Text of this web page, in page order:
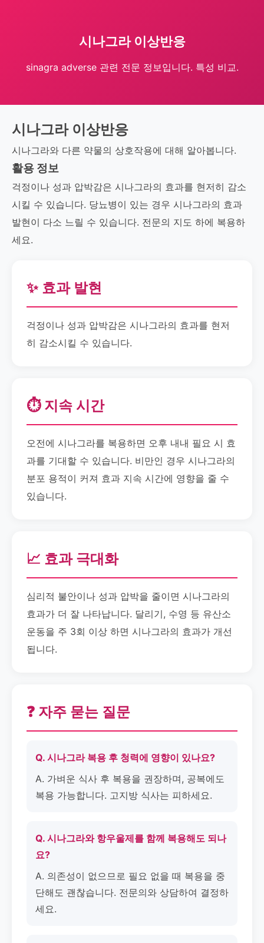
시나그라 이상반응
sinagra adverse 관련 전문 정보입니다. 특성 비교.
시나그라 이상반응
시나그라와 다른 약물의 상호작용에 대해 알아봅니다.
활용 정보
걱정이나 성과 압박감은 시나그라의 효과를 현저히 감소
시킬 수 있습니다. 당뇨병이 있는 경우 시나그라의 효과
발현이 다소 느릴 수 있습니다. 전문의 지도 하에 복용하
세요.
✨ 효과 발현
걱정이나 성과 압박감은 시나그라의 효과를 현저
히 감소시킬 수 있습니다.
⏱️ 지속 시간
오전에 시나그라를 복용하면 오후 내내 필요 시 효
과를 기대할 수 있습니다. 비만인 경우 시나그라의
분포 용적이 커져 효과 지속 시간에 영향을 줄 수
있습니다.
📈 효과 극대화
심리적 불안이나 성과 압박을 줄이면 시나그라의
효과가 더 잘 나타납니다. 달리기, 수영 등 유산소
운동을 주 3회 이상 하면 시나그라의 효과가 개선
됩니다.
❓ 자주 묻는 질문
Q. 시나그라 복용 후 청력에 영향이 있나요?
A. 가벼운 식사 후 복용을 권장하며, 공복에도
복용 가능합니다. 고지방 식사는 피하세요.
Q. 시나그라와 항우울제를 함께 복용해도 되나
요?
A. 의존성이 없으므로 필요 없을 때 복용을 중
단해도 괜찮습니다. 전문의와 상담하여 결정하
세요.